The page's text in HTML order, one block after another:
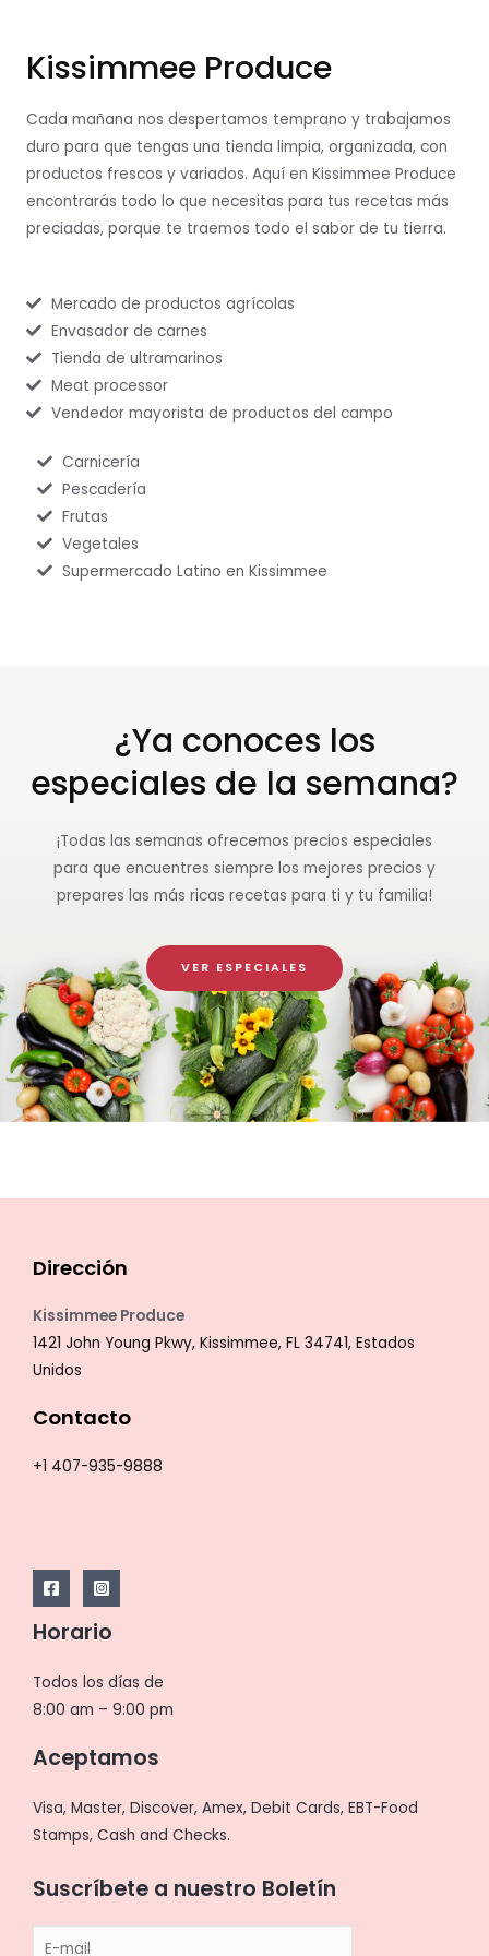
Kissimmee Produce
Cada mañana nos despertamos temprano y trabajamos
duro para que tengas una tienda limpia, organizada, con
productos frescos y variados. Aquí en Kissimmee Produce
encontrarás todo lo que necesitas para tus recetas más
preciadas, porque te traemos todo el sabor de tu tierra.
Mercado de productos agrícolas
Envasador de carnes
Tienda de ultramarinos
Meat processor
Vendedor mayorista de productos del campo
Carnicería
Pescadería
Frutas
Vegetales
Supermercado Latino en Kissimmee
¿Ya conoces los
especiales de la semana?
¡Todas las semanas ofrecemos precios especiales
para que encuentres siempre los mejores precios y
prepares las más ricas recetas para ti y tu familia!
VER ESPECIALES
Dirección
Kissimmee Produce
1421 John Young Pkwy, Kissimmee, FL 34741, Estados
Unidos
Contacto
+1 407-935-9888
Horario
Todos los días de
8:00 am – 9:00 pm
Aceptamos
Visa, Master, Discover, Amex, Debit Cards, EBT-Food
Stamps, Cash and Checks.
Suscríbete a nuestro Boletín